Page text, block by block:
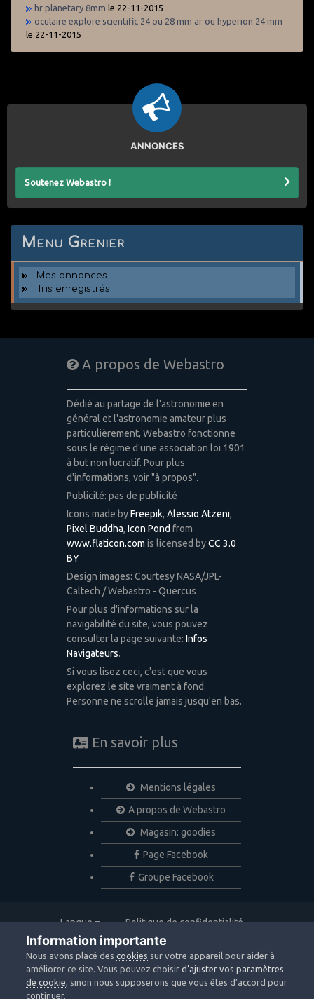
hr planetary 8mm le 22-11-2015
oculaire explore scientific 24 ou 28 mm ar ou hyperion 24 mm
le 22-11-2015
ANNONCES
Soutenez Webastro !
Menu Grenier
Mes annonces
Tris enregistrés
A propos de Webastro
Dédié au partage de l'astronomie en
général et l'astronomie amateur plus
particulièrement, Webastro fonctionne
sous le régime d'une association loi 1901
à but non lucratif. Pour plus
d'informations, voir "à propos".
Publicité: pas de publicité
Icons made byFreepik, Alessio Atzeni,
Pixel Buddha, Icon Pond from
www.flaticon.com is licensed byCC 3.0
BY
Design images: Courtesy NASA/JPL-
Caltech / Webastro - Quercus
Pour plus d'informations sur la
navigabilité du site, vous pouvez
consulter la page suivante: Infos
Navigateurs.
Si vous lisez ceci, c'est que vous
explorez le site vraiment à fond.
Personne ne scrolle jamais jusqu'en bas.
En savoir plus
Mentions légales
A propos de Webastro
Magasin: goodies
Page Facebook
Groupe Facebook
Langue
Politique de confidentialité
Nous contacter
Copyright © 2020 Webastro
Powered by Invision Community
Information importante
Nous avons placé descookies sur votre appareil pour aider à
améliorer ce site. Vous pouvez choisird’ajuster vos paramètres
de cookie, sinon nous supposerons que vous êtes d’accord pour
continuer.